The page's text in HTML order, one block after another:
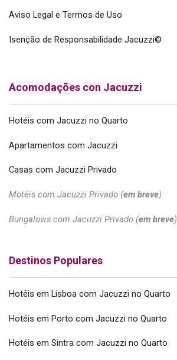
Aviso Legal e Termos de Uso
Isenção de Responsabilidade Jacuzzi©
Acomodações con Jacuzzi
Hotéis com Jacuzzi no Quarto
Apartamentos com Jacuzzi
Casas com Jacuzzi Privado
Motéis com Jacuzzi Privado (em breve)
Bungalows com Jacuzzi Privado (em breve)
Destinos Populares
Hotéis em Lisboa com Jacuzzi no Quarto
Hotéis em Porto com Jacuzzi no Quarto
Hotéis em Sintra com Jacuzzi no Quarto